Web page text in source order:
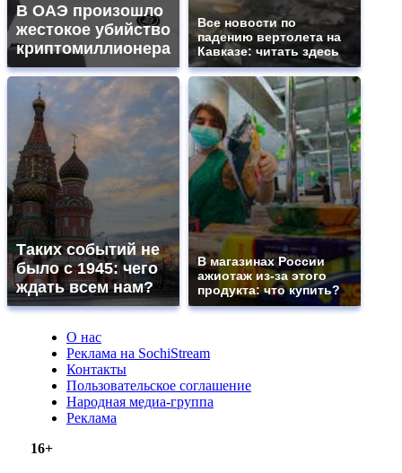
В ОАЭ произошло
жестокое убийство
криптомиллионера
Все новости по
падению вертолета на
Кавказе: читать здесь
Таких событий не
было с 1945: чего
ждать всем нам?
В магазинах России
ажиотаж из-за этого
продукта: что купить?
О нас
Реклама на SochiStream
Контакты
Пользовательское соглашение
Народная медиа-группа
Реклама
16+